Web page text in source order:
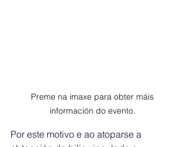
Preme na imaxe para obter máis
información do evento.
Por este motivo e ao atoparse a